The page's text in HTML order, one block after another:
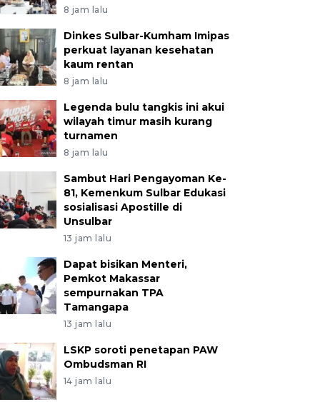
8 jam lalu
Dinkes Sulbar-Kumham Imipas
perkuat layanan kesehatan
kaum rentan
8 jam lalu
Legenda bulu tangkis ini akui
wilayah timur masih kurang
turnamen
8 jam lalu
Sambut Hari Pengayoman Ke-
81, Kemenkum Sulbar Edukasi
sosialisasi Apostille di
Unsulbar
13 jam lalu
Dapat bisikan Menteri,
Pemkot Makassar
sempurnakan TPA
Tamangapa
13 jam lalu
LSKP soroti penetapan PAW
Ombudsman RI
14 jam lalu